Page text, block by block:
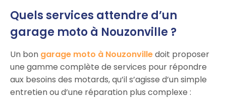
Quels services attendre d’un
garage moto à Nouzonville ?
Un bon garage moto à Nouzonvilledoit proposer
une gamme complète de services pour répondre
aux besoins des motards, qu’il s’agisse d’un simple
entretien ou d’une réparation plus complexe :